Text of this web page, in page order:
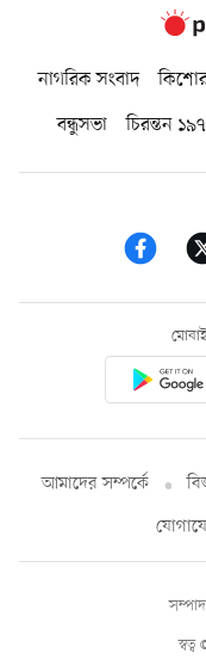
নাগরিক সংবাদ
বন্ধুসভা
চিরন্তন
আমাদের সম্পর্কে